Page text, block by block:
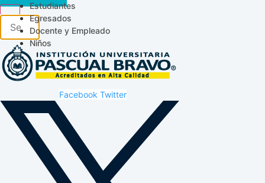
Estudiantes
Egresados
Docente y Empleado
Niños
Facebook Twitter